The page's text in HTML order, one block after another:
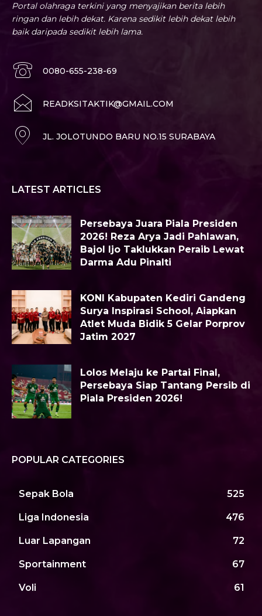
Portal olahraga terkini yang menyajikan berita lebih
ringan dan lebih dekat. Karena sedikit lebih dekat lebih
baik daripada sedikit lebih lama.
0080-655-238-69
READKSITAKTIK@GMAIL.COM
JL. JOLOTUNDO BARU NO.15 SURABAYA
LATEST ARTICLES
Persebaya Juara Piala Presiden
2026! Reza Arya Jadi Pahlawan,
Bajol Ijo Taklukkan Peraib Lewat
Darma Adu Pinalti
KONI Kabupaten Kediri Gandeng
Surya Inspirasi School, Aiapkan
Atlet Muda Bidik 5 Gelar Porprov
Jatim 2027
Lolos Melaju ke Partai Final,
Persebaya Siap Tantang Persib di
Piala Presiden 2026!
POPULAR CATEGORIES
Sepak Bola 525
Liga Indonesia 476
Luar Lapangan 72
Sportainment 67
Voli 61